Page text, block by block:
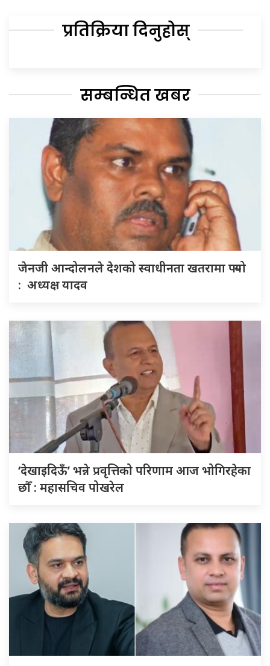
प्रतिक्रिया दिनुहोस्
सम्बन्धित खबर
जेनजी आन्दोलनले देशको स्वाधीनता खतरामा पर्‍यो
: अध्यक्ष यादव
‘देखाइदिऊँ’ भन्ने प्रवृत्तिको परिणाम आज भोगिरहेका
छौँ : महासचिव पोखरेल